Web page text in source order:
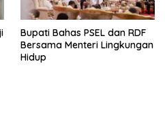
Bupati Bahas PSEL dan RDF
Bersama Menteri Lingkungan
Hidup